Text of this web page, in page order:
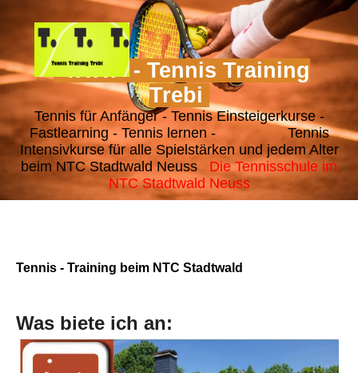
"T.T.T." - Tennis Training
Trebi
Tennis für Anfänger - Tennis Einsteigerkurse -
Fastlearning - Tennis lernen - Tennis
Intensivkurse für alle Spielstärken und jedem Alter
beim NTC Stadtwald Neuss Die Tennisschule im
NTC Stadtwald Neuss
Tennis - Training beim NTC Stadtwald
Was biete ich an: